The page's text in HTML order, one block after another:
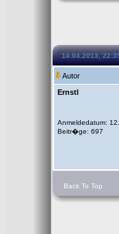
14.04.2013,
Autor
Ernstl
Anmeldedatum:
Beitr�ge: 697
Back To Top